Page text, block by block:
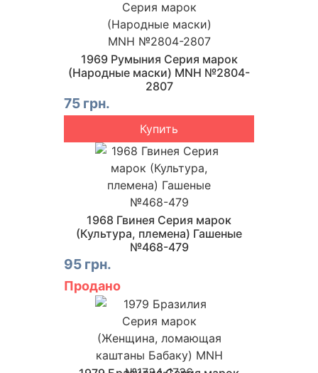
1969 Румыния Серия марок
(Народные маски) MNH №2804-
2807
75 грн.
Купить
1968 Гвинея Серия марок
(Культура, племена) Гашеные
№468-479
95 грн.
Продано